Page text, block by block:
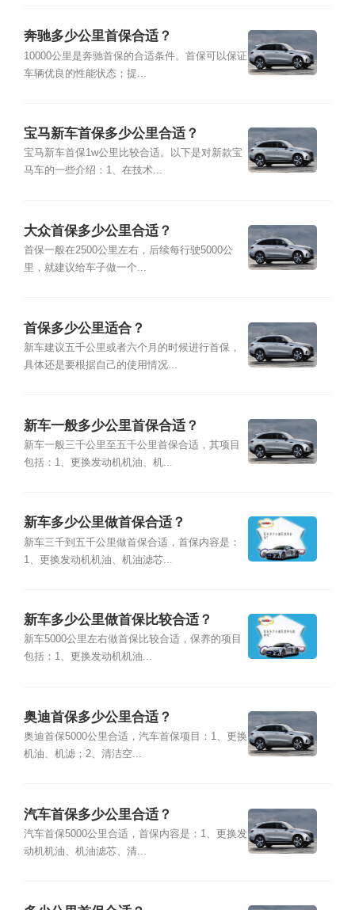
奔驰多少公里首保合适？
10000公里是奔驰首保的合适条件。首保可以保证
车辆优良的性能状态；提...
宝马新车首保多少公里合适？
宝马新车首保1w公里比较合适。以下是对新款宝
马车的一些介绍：1、在技术...
大众首保多少公里合适？
首保一般在2500公里左右，后续每行驶5000公
里，就建议给车子做一个...
首保多少公里适合？
新车建议五千公里或者六个月的时候进行首保，
具体还是要根据自己的使用情况...
新车一般多少公里首保合适？
新车一般三千公里至五千公里首保合适，其项目
包括：1、更换发动机机油、机...
新车多少公里做首保合适？
新车三千到五千公里做首保合适，首保内容是：
1、更换发动机机油、机油滤芯...
新车多少公里做首保比较合适？
新车5000公里左右做首保比较合适，保养的项目
包括：1、更换发动机机油...
奥迪首保多少公里合适？
奥迪首保5000公里合适，汽车首保项目：1、更换
机油、机滤；2、清洁空...
汽车首保多少公里合适？
汽车首保5000公里合适，首保内容是：1、更换发
动机机油、机油滤芯、清...